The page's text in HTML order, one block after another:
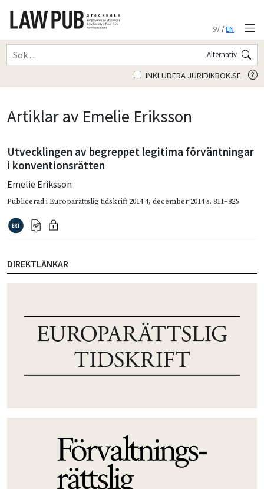
SV/EN
Alternativ
INKLUDERA JURIDIKBOK.SE
Artiklar av Emelie Eriksson
Utvecklingen av begreppet legitima förväntningar
i konventionsrätten
Emelie Eriksson
Publicerad iEuroparättslig tidskrift 2014 4, december 2014s. 811–825
DIREKTLÄNKAR